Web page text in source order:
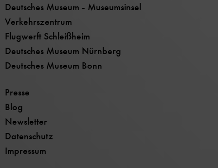
Deutsches Museum - Museumsinsel
Verkehrszentrum
Flugwerft Schleißheim
Deutsches Museum Nürnberg
Deutsches Museum Bonn
Presse
Blog
Newsletter
Datenschutz
Impressum